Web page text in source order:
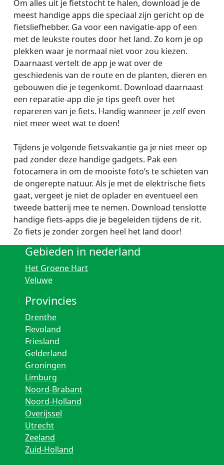
Om alles uit je fietstocht te halen, download je de
meest handige apps die speciaal zijn gericht op de
fietsliefhebber. Ga voor een navigatie-app of een
met de leukste routes door het land. Zo kom je op
plekken waar je normaal niet voor zou kiezen.
Daarnaast vertelt de app je wat over de
geschiedenis van de route en de planten, dieren en
gebouwen die je tegenkomt. Download daarnaast
een reparatie-app die je tips geeft over het
repareren van je fiets. Handig wanneer je zelf even
niet meer weet wat te doen!
Tijdens je volgende fietsvakantie ga je niet meer op
pad zonder deze handige gadgets. Pak een
fotocamera in om de mooiste foto’s te schieten van
de ongerepte natuur. Als je met de elektrische fiets
gaat, vergeet je niet de oplader en eventueel een
tweede batterij mee te nemen. Download tenslotte
handige fiets-apps die je begeleiden tijdens de rit.
Zo fiets je zonder zorgen heel het land door!
Gebieden in nederland
Het Groene Hart
Veluwe
Provincies
Drenthe
Flevoland
Friesland
Gelderland
Groningen
Limburg
Noord-Brabant
Noord-Holland
Overijssel
Utrecht
Zeeland
Zuid-Holland